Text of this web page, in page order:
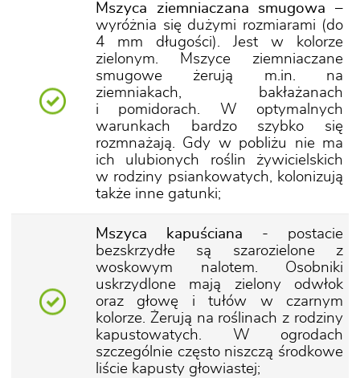
Mszyca ziemniaczana smugowa –
wyróżnia się dużymi rozmiarami (do
4 mm długości). Jest w kolorze
zielonym. Mszyce ziemniaczane
smugowe żerują m.in. na
ziemniakach, bakłażanach
i pomidorach. W optymalnych
warunkach bardzo szybko się
rozmnażają. Gdy w pobliżu nie ma
ich ulubionych roślin żywicielskich
w rodziny psiankowatych, kolonizują
także inne gatunki;
Mszyca kapuściana - postacie
bezskrzydłe są szarozielone z
woskowym nalotem. Osobniki
uskrzydlone mają zielony odwłok
oraz głowę i tułów w czarnym
kolorze. Żerują na roślinach z rodziny
kapustowatych. W ogrodach
szczególnie często niszczą środkowe
liście kapusty głowiastej;